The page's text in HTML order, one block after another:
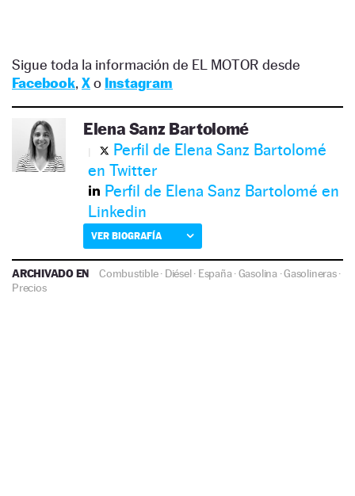
Sigue toda la información de EL MOTOR desde
Facebook, Xo Instagram
Elena Sanz Bartolomé
Perfil de Elena Sanz Bartolomé
en Twitter
Perfil de Elena Sanz Bartolomé en
Linkedin
VER BIOGRAFÍA
ARCHIVADO EN Combustible· Diésel· España·Gasolina·Gasolineras·
Precios